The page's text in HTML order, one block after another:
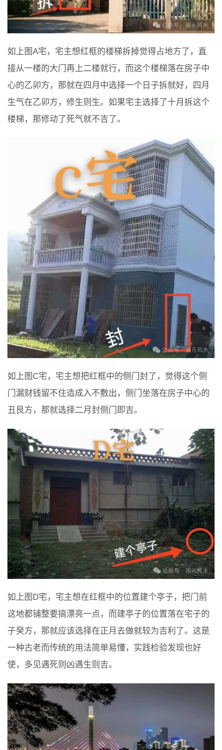
如上图A宅，宅主想红框的楼梯拆掉觉得占地方了，直
接从一楼的大门再上二楼就行，而这个楼梯落在房子中
心的乙卯方，那就在四月中选择一个日子拆就好，四月
生气在乙卯方，修生则生。如果宅主选择了十月拆这个
楼梯，那修动了死气就不吉了。
如上图C宅，宅主想把红框中的侧门封了，觉得这个侧
门漏财钱留不住造成入不敷出，侧门坐落在房子中心的
丑艮方，那就选择二月封侧门即吉。
如上图D宅，宅主想在红框中的位置建个亭子，把门前
这地都铺整要搞漂亮一点，而建亭子的位置落在宅子的
子癸方，那就应该选择在正月去做就较为吉利了。这是
一种古老而传统的用法简单易懂，实践检验发现也好
使，多见遇死则凶遇生则吉。